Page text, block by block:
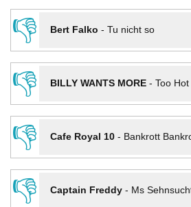
👎
Bert Falko - Tu nicht so
👎
BILLY WANTS MORE- Too
👎
Cafe Royal 10- Bankrott
👎
Captain Freddy- Ms